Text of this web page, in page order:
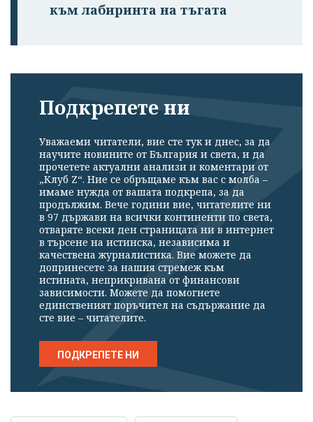
към лабиринта на тъгата
Подкрепете ни
Уважаеми читатели, вие сте тук и днес, за да
научите новините от България и света, и да
прочетете актуални анализи и коментари от
„Клуб Z“. Ние се обръщаме към вас с молба –
имаме нужда от вашата подкрепа, за да
продължим. Вече години вие, читателите ни
в 97 държави на всички континенти по света,
отваряте всеки ден страницата ни в интернет
в търсене на истинска, независима и
качествена журналистика. Вие можете да
допринесете за нашия стремеж към
истината, неприкривана от финансови
зависимости. Можете да помогнете
единственият поръчител на съдържание да
сте вие – читателите.
ПОДКРЕПЕТЕ НИ